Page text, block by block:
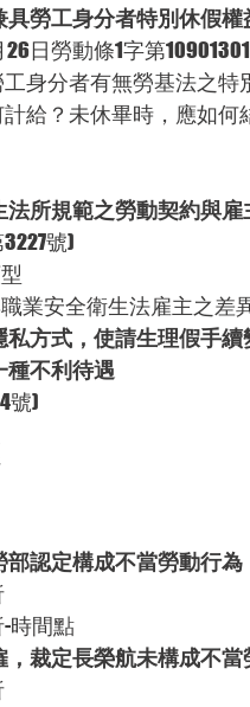
具勞工身分者特別休假權
日勞動條1字第
身分者有無勞基法之特
給？未休畢時，應如何
法所規範之勞動契約與雇
號)
業安全衛生法雇主之差
私方式，使請生理假手
種不利待遇
號)
部認定構成不當勞動行
時間點
，裁定長榮航未構成不當